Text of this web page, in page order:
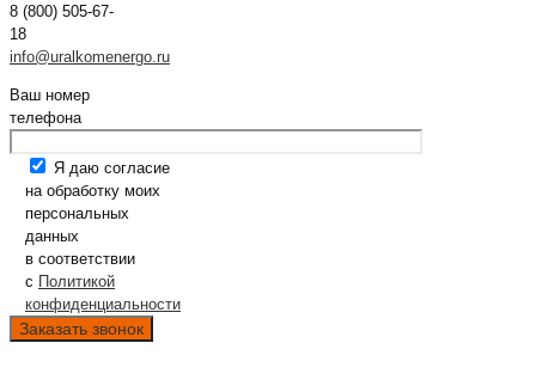
8 (800) 505-67-
18
info@uralkomenergo.ru
Ваш номер
телефона
Я даю согласие
на обработку моих
персональных
данных
в соответствии
с Политикой
конфиденциальности